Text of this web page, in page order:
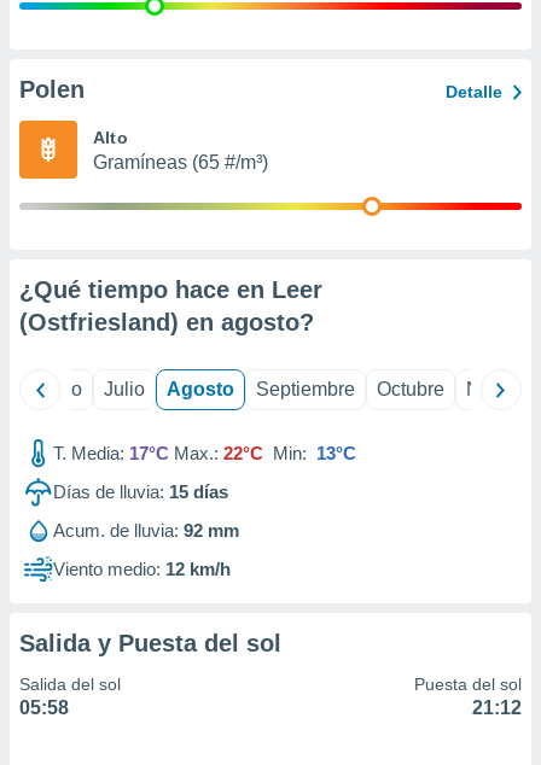
publicidad
de
Polen Detalle
Alto
Gramíneas (65 #/m³)
¿Qué tiempo hace en Leer
(Ostfriesland) en agosto?
Junio Julio Agosto Septiembre Octubre
T. Media: 17°C Max.: 22°C Min: 13°C
Días de lluvia: 15 días
Acum. de lluvia: 92 mm
Viento medio: 12 km/h
Salida y Puesta del sol
Salida del sol
05:58
Puesta del sol
21:12